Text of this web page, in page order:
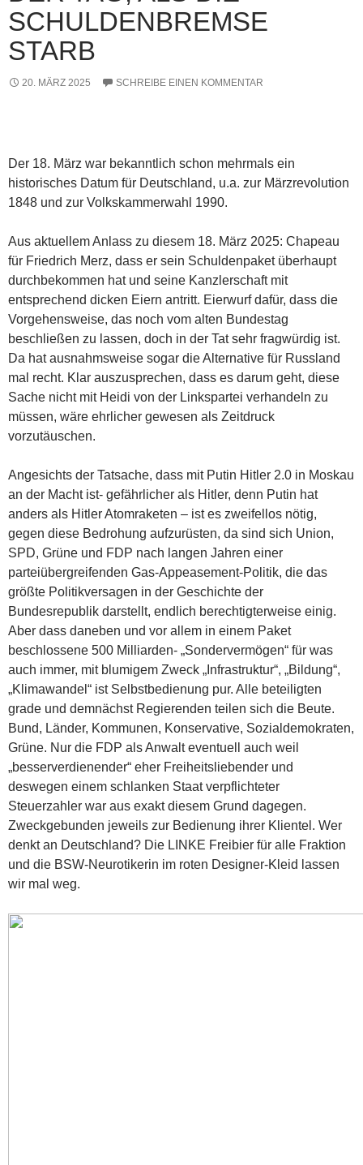
SCHULDENBREMSE
STARB
20. MÄRZ 2025 SCHREIBE EINEN KOMMENTAR
Der 18. März war bekanntlich schon mehrmals ein
historisches Datum für Deutschland, u.a. zur Märzrevolution
1848 und zur Volkskammerwahl 1990.
Aus aktuellem Anlass zu diesem 18. März 2025: Chapeau
für Friedrich Merz, dass er sein Schuldenpaket überhaupt
durchbekommen hat und seine Kanzlerschaft mit
entsprechend dicken Eiern antritt. Eierwurf dafür, dass die
Vorgehensweise, das noch vom alten Bundestag
beschließen zu lassen, doch in der Tat sehr fragwürdig ist.
Da hat ausnahmsweise sogar die Alternative für Russland
mal recht. Klar auszusprechen, dass es darum geht, diese
Sache nicht mit Heidi von der Linkspartei verhandeln zu
müssen, wäre ehrlicher gewesen als Zeitdruck
vorzutäuschen.
Angesichts der Tatsache, dass mit Putin Hitler 2.0 in Moskau
an der Macht ist- gefährlicher als Hitler, denn Putin hat
anders als Hitler Atomraketen – ist es zweifellos nötig,
gegen diese Bedrohung aufzurüsten, da sind sich Union,
SPD, Grüne und FDP nach langen Jahren einer
parteiübergreifenden Gas-Appeasement-Politik, die das
größte Politikversagen in der Geschichte der
Bundesrepublik darstellt, endlich berechtigterweise einig.
Aber dass daneben und vor allem in einem Paket
beschlossene 500 Milliarden- „Sondervermögen“ für was
auch immer, mit blumigem Zweck „Infrastruktur“, „Bildung“,
„Klimawandel“ ist Selbstbedienung pur. Alle beteiligten
grade und demnächst Regierenden teilen sich die Beute.
Bund, Länder, Kommunen, Konservative, Sozialdemokraten,
Grüne. Nur die FDP als Anwalt eventuell auch weil
„besserverdienender“ eher Freiheitsliebender und
deswegen einem schlanken Staat verpflichteter
Steuerzahler war aus exakt diesem Grund dagegen.
Zweckgebunden jeweils zur Bedienung ihrer Klientel. Wer
denkt an Deutschland? Die LINKE Freibier für alle Fraktion
und die BSW-Neurotikerin im roten Designer-Kleid lassen
wir mal weg.